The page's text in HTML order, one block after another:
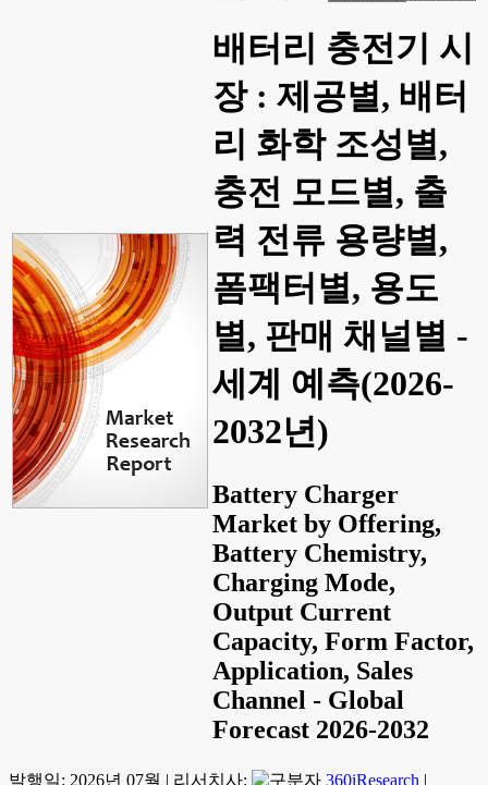
배터리 충전기 시
장 : 제공별, 배터
리 화학 조성별,
충전 모드별, 출
력 전류 용량별,
폼팩터별, 용도
별, 판매 채널별 -
세계 예측(2026-
2032년)
Battery Charger
Market by Offering,
Battery Chemistry,
Charging Mode,
Output Current
Capacity, Form Factor,
Application, Sales
Channel - Global
Forecast 2026-2032
발행일: 2026년 07월 | 리서치사: 360iResearch |